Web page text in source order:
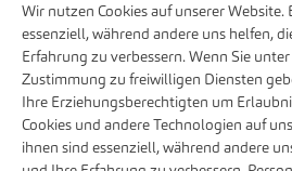
01. SEPTEMBER 2025
Internationale
Sportklinik Hellersen
Weltweite Vereinigung verleiht
Wir nutzen Cookies auf unserer Website.
essenziell, während andere uns helfen,
Erfahrung zu verbessern. Wenn Sie
Zustimmung zu freiwilligen Diensten
Ihre Erziehungsberechtigten um
Cookies und andere Technologien auf
ihnen sind essenziell, während andere